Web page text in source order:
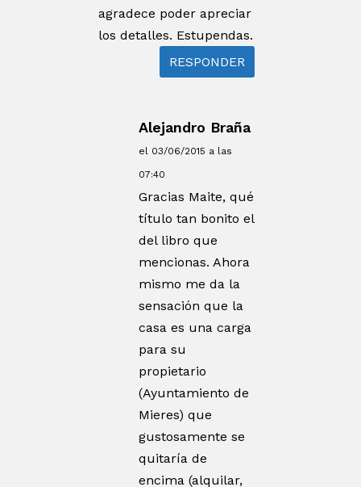
agradece poder apreciar
los detalles. Estupendas.
RESPONDER
Alejandro Braña
el 03/06/2015 a las
07:40
Gracias Maite, qué
título tan bonito el
del libro que
mencionas. Ahora
mismo me da la
sensación que la
casa es una carga
para su
propietario
(Ayuntamiento de
Mieres) que
gustosamente se
quitaría de
encima (alquilar,